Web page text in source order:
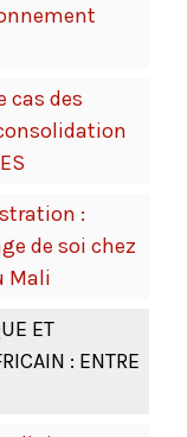
cas des
:
de soi chez
Mali
ET
: ENTRE